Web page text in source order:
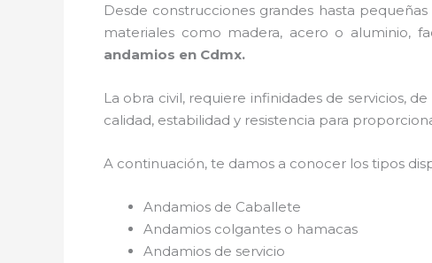
Desde construcciones grandes hasta
materiales como madera, acero o aluminio,
andamios en Cdmx.
La obra civil, requiere infinidades de servicios,
calidad, estabilidad y resistencia para
A continuación, te damos a conocer los tipos
Andamios de Caballete
Andamios colgantes o hamacas
Andamios de servicio